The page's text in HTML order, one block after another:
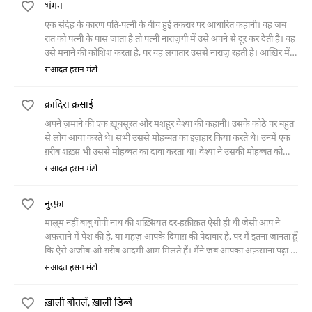
भंगन
एक संदेह के कारण पति-पत्नी के बीच हुई तकरार पर आधारित कहानी। वह जब
रात को पत्नी के पास जाता है तो पत्नी नाराज़़गी में उसे अपने से दूर कर देती है। वह
उसे मनाने की कोशिश करता है, पर वह लगातार उससे नाराज़़ रहती है। आख़िर में
जब वह पूछती है कि उसने सुबह भंगन को अपनी बाँहों में क्यों लिया था तो पति
सआदत हसन मंटो
क़ादिरा क़साई
अपने ज़माने की एक ख़ूबसूरत और मशहूर वेश्या की कहानी। उसके कोठे पर बहुत
से लोग आया करते थे। सभी उससे मोहब्बत का इज़हार किया करते थे। उनमें एक
ग़रीब शख़्स भी उससे मोहब्बत का दावा करता था। वेश्या ने उसकी मोहब्बत को
ठुकरा दिया। वेश्या के यहाँ एक बेटी हुई। वह भी बहुत ख़ूबसूरत थी। जिन दिनों
जमाया। जल्द ही उसके कई चाहने वाले निकल आए। वह जिस शख़्स को अपना
दिल दे बैठी थी वह एक क़ादिरा कसाई था, जिसे उसकी मोहब्बत की कोई ज़रूरत
नहीं थी।
सआदत हसन मंटो
नुत्फ़ा
मालूम नहीं बाबू गोपी नाथ की शख़्सियत दर-हक़ीक़त ऐसी ही थी जैसी आप ने
अफ़साने में पेश की है, या महज़ आपके दिमाग़ की पैदावार है, पर मैं इतना जानता हूँ
कि ऐसे अजीब-ओ-ग़रीब आदमी आम मिलते हैं। मैंने जब आपका अफ़साना पढ़ा तो
मेरा दिमाग़ फ़ौरन ही अपने एक दोस्त की
सआदत हसन मंटो
ख़ाली बोतलें, ख़ाली डिब्बे